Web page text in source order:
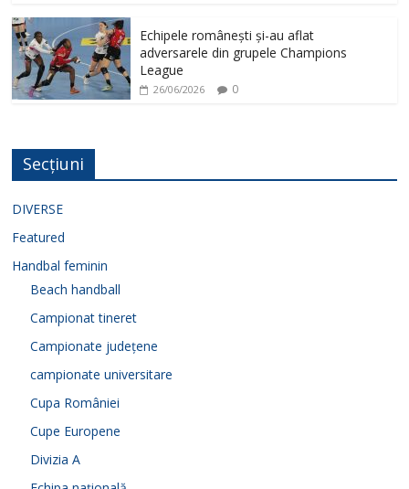
Echipele românești și-au aflat
adversarele din grupele Champions
League
26/06/2026 0
Secțiuni
DIVERSE
Featured
Handbal feminin
Beach handball
Campionat tineret
Campionate județene
campionate universitare
Cupa României
Cupe Europene
Divizia A